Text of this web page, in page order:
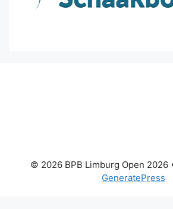
© 2026 BPB Limburg Open 2026
GeneratePress